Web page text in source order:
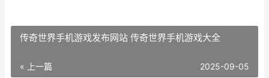
传奇世界手机游戏发布网站 传奇世界手机游戏大全
« 上一篇 2025-09-05